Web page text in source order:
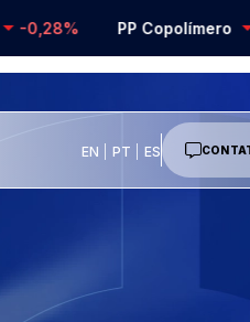
-0,28% PP Copolímero -
EN PT ES